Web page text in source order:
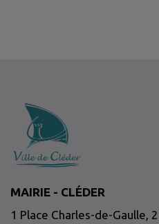
MAIRIE - CLÉDER
1 Place Charles-de-Gaulle,